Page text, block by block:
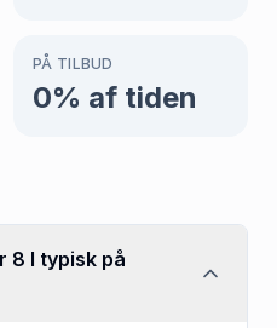
PÅ TILBUD
0% af tiden
8 l typisk på